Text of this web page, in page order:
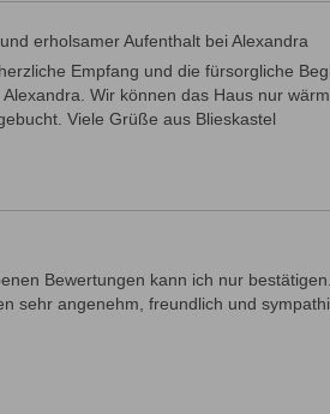
erholsamer Aufenthalt bei Alexandra
Empfang und die fürsorgliche
Wir können das Haus nur
Viele Grüße aus Blieskastel
Bewertungen kann ich nur
sehr angenehm, freundlich und